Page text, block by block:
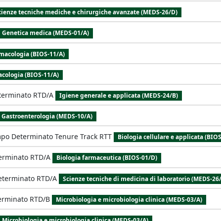
tecniche mediche e chirurgiche avanzate (MEDS-26/D)
Genetica medica (MEDS-01/A)
(BIOS-11/A)
(BIOS-11/A)
RTD/A Igiene generale e applicata (MEDS-24/B)
Gastroenterologia (MEDS-10/A)
Determinato Tenure Track RTT Biologia cellulare e applicata
RTD/A Biologia farmaceutica (BIOS-01/D)
RTD/A Scienze tecniche di medicina di laboratorio (MEDS-
RTD/B Microbiologia e microbiologia clinica (MEDS-03/A)